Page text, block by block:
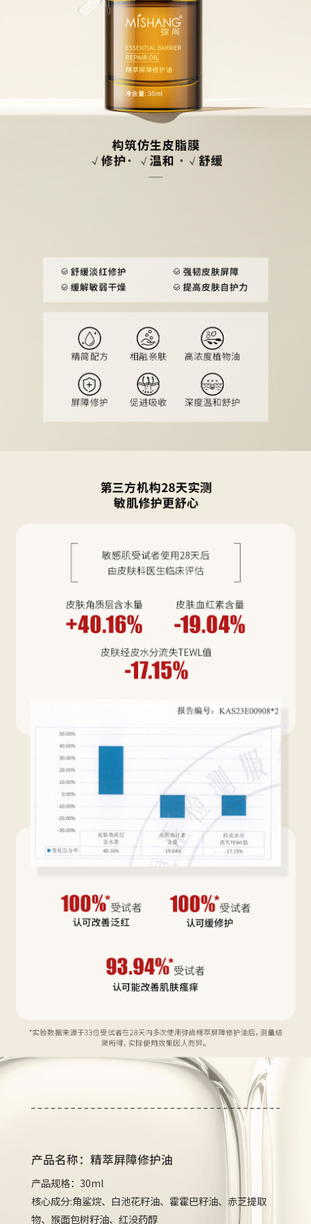
产品名称：精萃屛障修护油
产品规格：30ml
核心成分:角鲨烷、白池花籽油、霍霍巴籽油、赤芝提取
物、猴面包树籽油、红没药醇